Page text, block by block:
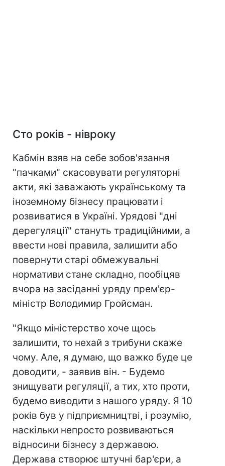
Сто років - нівроку
Кабмін взяв на себе зобов'язання
"пачками" скасовувати регуляторні
акти, які заважають українському та
іноземному бізнесу працювати і
розвиватися в Україні. Урядові "дні
дерегуляції" стануть традиційними, а
ввести нові правила, залишити або
повернути старі обмежувальні
нормативи стане складно, пообіцяв
вчора на засіданні уряду прем'єр-
міністр Володимир Гройсман.
"Якщо міністерство хоче щось
залишити, то нехай з трибуни скаже
чому. Але, я думаю, що важко буде це
доводити, - заявив він. - Будемо
знищувати регуляції, а тих, хто проти,
будемо виводити з нашого уряду. Я 10
років був у підприємництві, і розумію,
наскільки непросто розвиваються
відносини бізнесу з державою.
Держава створює штучні бар'єри, а